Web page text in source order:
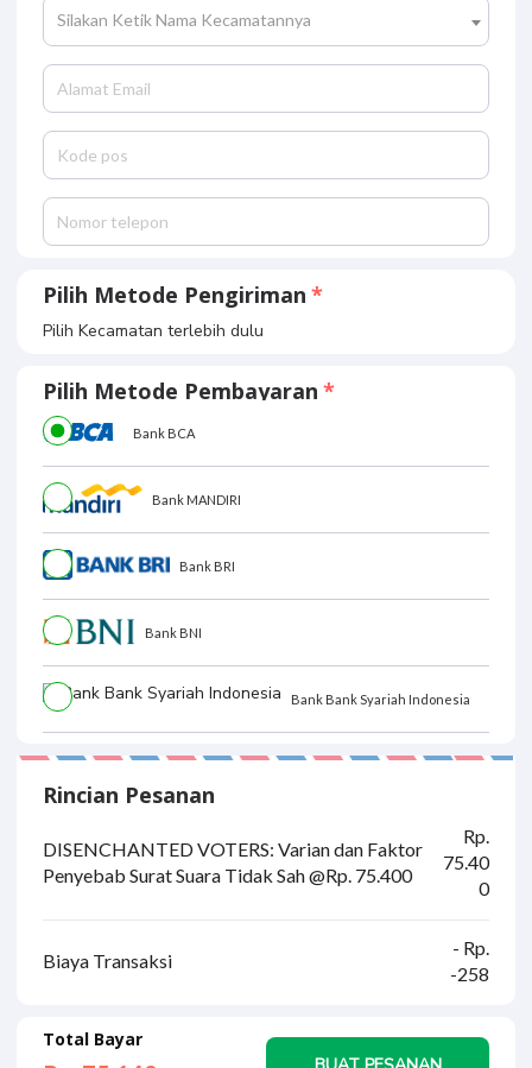
Silakan Ketik Nama Kecamatannya
Pilih Metode Pengiriman
Pilih Kecamatan terlebih dulu
Pilih Metode Pembayaran
Bank BCA
Bank MANDIRI
Bank BRI
Bank BNI
Bank Bank Syariah Indonesia
Rincian Pesanan
DISENCHANTED VOTERS: Varian dan Faktor
Penyebab Surat Suara Tidak Sah @Rp. 75.400
Rp.
75.40
0
Biaya Transaksi
- Rp.
-258
Total Bayar